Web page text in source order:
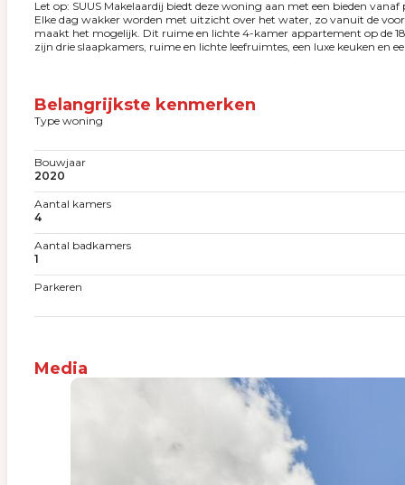
Let op: SUUS Makelaardij biedt deze woning aan met een bieden vanaf
Elke dag wakker worden met uitzicht over het water, zo vanuit de
maakt het mogelijk. Dit ruime en lichte 4-kamer appartement op de
zijn drie slaapkamers, ruime en lichte leefruimtes, een luxe keuken en
Belangrijkste kenmerken
Type woning
Bouwjaar
2020
Aantal kamers
4
Aantal badkamers
1
Parkeren
Media